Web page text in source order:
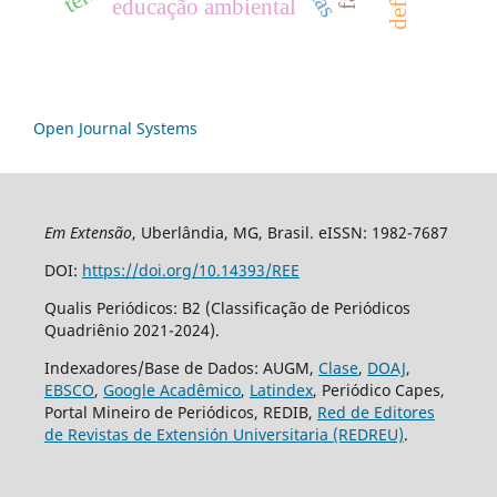
educação ambiental
Open Journal Systems
Em Extensão, Uberlândia, MG, Brasil. eISSN: 1982-7687
DOI: https://doi.org/10.14393/REE
Qualis Periódicos: B2 (Classificação de Periódicos
Quadriênio 2021-2024).
Indexadores/Base de Dados: AUGM, Clase, DOAJ,
EBSCO, Google Acadêmico, Latindex, Periódico Capes,
Portal Mineiro de Periódicos, REDIB, Red de Editores
de Revistas de Extensión Universitaria (REDREU).